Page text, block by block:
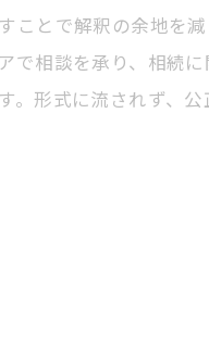
とで解釈の余地を
相談を承り、相続
形式に流されず、